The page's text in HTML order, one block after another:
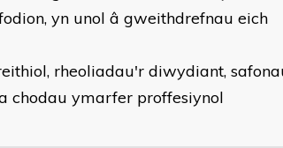
yn unol â gweithdrefnau eich
rheoliadau'r diwydiant,
chodau ymarfer proffesiynol